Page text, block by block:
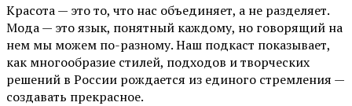
Красота — это то, что нас объединяет, а не разделяет.
Мода — это язык, понятный каждому, но говорящий на
нем мы можем по-разному. Наш подкаст показывает,
как многообразие стилей, подходов и творческих
решений в России рождается из единого стремления —
создавать прекрасное.